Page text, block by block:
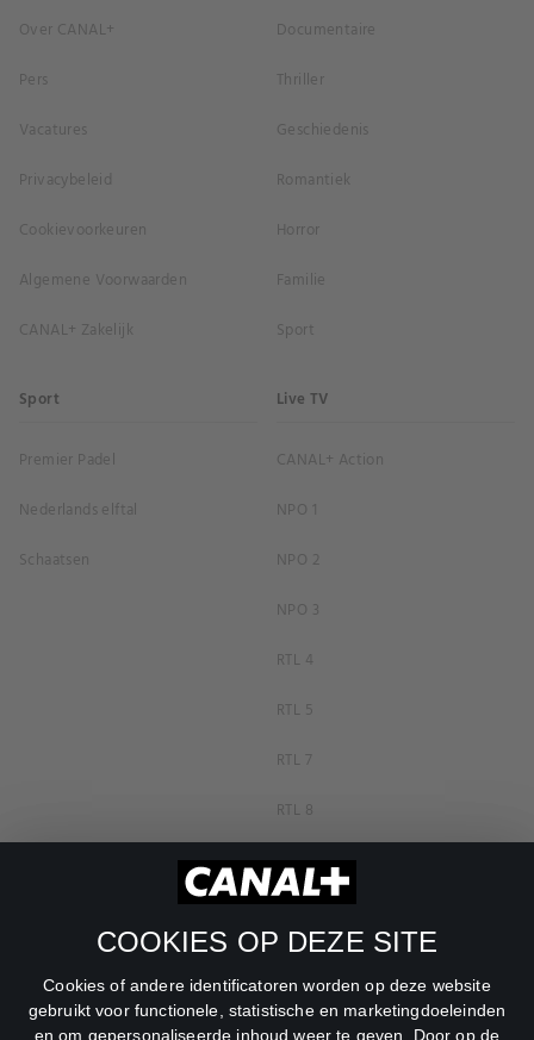
COOKIES OP DEZE SITE
Cookies of andere identificatoren worden op deze website
gebruikt voor functionele, statistische en marketingdoeleinden
en om gepersonaliseerde inhoud weer te geven. Door op de
Over CANAL+
Pers
Vacatures
Privacybeleid
Cookievoorkeuren
Algemene Voorwaarden
CANAL+ Zakelijk
Documentaire
Thriller
Geschiedenis
Romantiek
Horror
Familie
Sport
Sport
Premier Padel
Nederlands elftal
Schaatsen
Live TV
CANAL+ Action
NPO 1
NPO 2
NPO 3
RTL 4
RTL 5
RTL 7
RTL 8
RTL Z
SBS6
Veronica